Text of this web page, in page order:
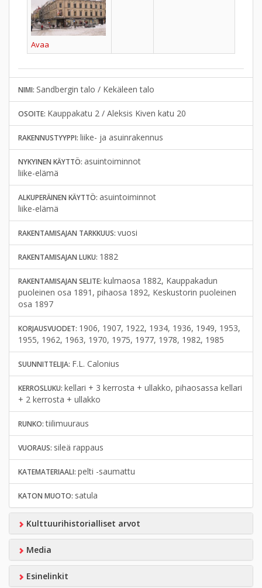
Avaa
NIMI: Sandbergin talo / Kekäleen talo
OSOITE: Kauppakatu 2 / Aleksis Kiven katu 20
RAKENNUSTYYPPI: liike- ja asuinrakennus
NYKYINEN KÄYTTÖ: asuintoiminnot
liike-elämä
ALKUPERÄINEN KÄYTTÖ: asuintoiminnot
liike-elämä
RAKENTAMISAJAN TARKKUUS: vuosi
RAKENTAMISAJAN LUKU: 1882
RAKENTAMISAJAN SELITE: kulmaosa 1882, Kauppakadun
puoleinen osa 1891, pihaosa 1892, Keskustorin puoleinen
osa 1897
KORJAUSVUODET: 1906, 1907, 1922, 1934, 1936, 1949, 1953,
1955, 1962, 1963, 1970, 1975, 1977, 1978, 1982, 1985
SUUNNITTELIJA: F.L. Calonius
KERROSLUKU: kellari + 3 kerrosta + ullakko, pihaosassa kellari
+ 2 kerrosta + ullakko
RUNKO:tiilimuuraus
VUORAUS: sileä rappaus
KATEMATERIAALI: pelti -saumattu
KATON MUOTO: satula
Kulttuurihistorialliset arvot
Media
Esinelinkit